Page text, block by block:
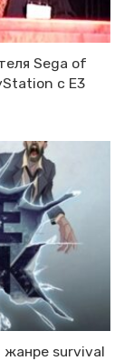
Sega of
с E3
жанре survival